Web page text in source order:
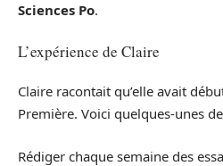
Sciences Po.
L’expérience de Claire
Claire racontait qu’elle avait
Première. Voici quelques-unes
Rédiger chaque semaine des